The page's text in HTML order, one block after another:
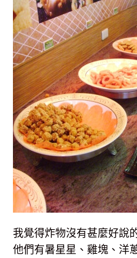
我覺得炸物沒有甚麼好說
他們有暑星星、雞塊、洋